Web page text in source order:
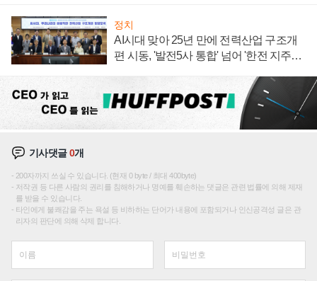
정치
AI시대 맞아 25년 만에 전력산업 구조개
편 시동, '발전5사 통합' 넘어 '한전 지주사'
기사댓글0개
200자까지 쓰실 수 있습니다. (현재 0 byte / 최대 400byte)
저작권 등 다른 사람의 권리를 침해하거나 명예를 훼손하는 댓글은 관련 법률에 의해 제재
를 받을 수 있습니다.
타인에게 불쾌감을 주는 욕설 등 비하하는 단어가 내용에 포함되거나 인신공격성 글은 관
리자의 판단에 의해 삭제 합니다.